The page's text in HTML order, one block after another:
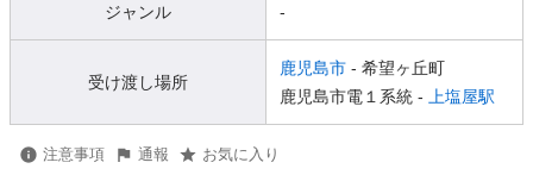
ジャンル -
受け渡し場所
鹿児島市 - 希望ヶ丘町
鹿児島市電１系統 -
上塩屋駅
注意事項 通報 お気に入り